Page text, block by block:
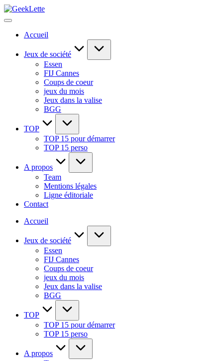
Skip
GeekLette
blog
Accueil
Jeux de société
Essen
FIJ Cannes
Coups de coeur
jeux du mois
Jeux dans la valise
BGG
TOP
TOP 15 pour démarrer
TOP 15 perso
A propos
Team
Mentions légales
Ligne éditoriale
Contact
Accueil
Jeux de société
Essen
FIJ Cannes
Coups de coeur
jeux du mois
Jeux dans la valise
BGG
TOP
TOP 15 pour démarrer
TOP 15 perso
A propos